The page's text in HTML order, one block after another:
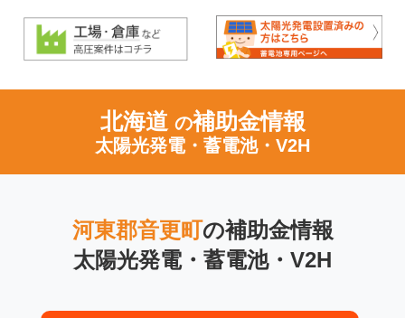
北海道 の補助金情報
太陽光発電・蓄電池・V2H
河東郡音更町の補助金情報
太陽光発電・蓄電池・V2H